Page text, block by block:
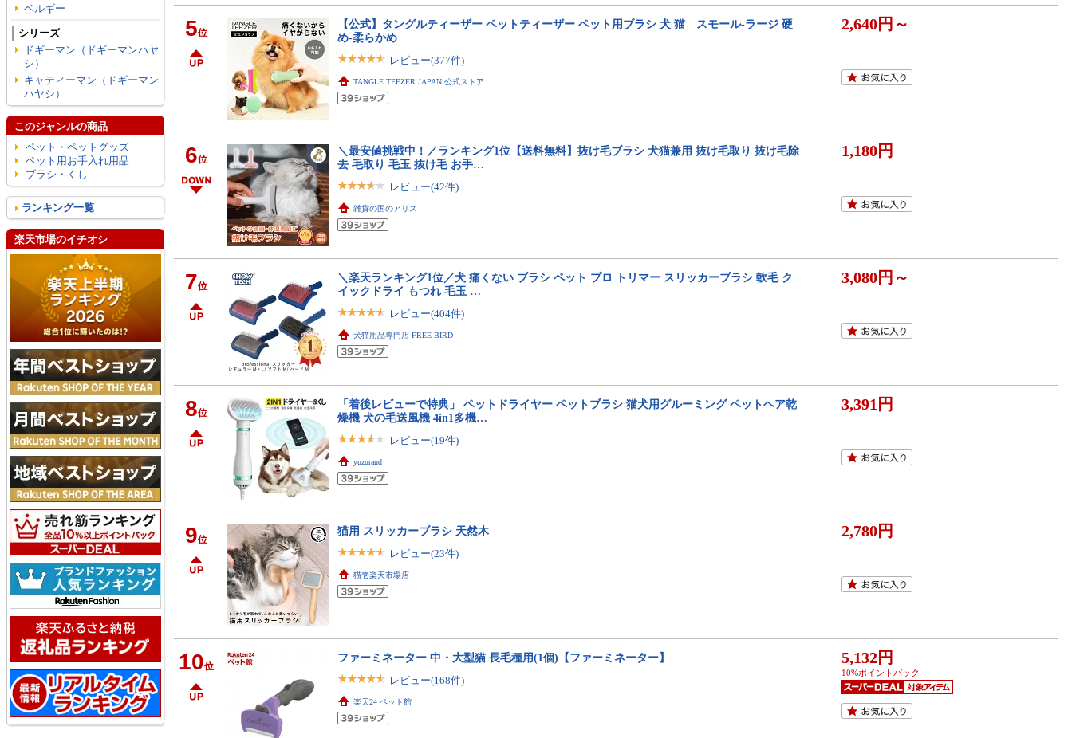
5位
【公式】タングルティーザー ペットティーザー ペット用ブラシ 犬 猫 スモール-ラージ 硬
め-柔らかめ
レビュー(377件)
TANGLE TEEZER JAPAN 公式ストア
2,640円～
6位
＼最安値挑戦中！／ランキング1位【送料無料】抜け毛ブラシ 犬猫兼用 抜け毛取り 抜け毛除
去 毛取り 毛玉 抜け毛 お手…
レビュー(42件)
雑貨の国のアリス
1,180円
7位
＼楽天ランキング1位／犬 痛くない ブラシ ペット プロ トリマー スリッカーブラシ 軟毛 ク
イックドライ もつれ 毛玉 …
レビュー(404件)
犬猫用品専門店 FREE BIRD
3,080円～
8位
「着後レビューで特典」 ペットドライヤー ペットブラシ 猫犬用グルーミング ペットヘア乾
燥機 犬の毛送風機 4in1多機…
レビュー(19件)
yuzurand
3,391円
9位
猫用 スリッカーブラシ 天然木
レビュー(23件)
猫壱楽天市場店
2,780円
10位
ファーミネーター 中・大型猫 長毛種用(1個)【ファーミネーター】
レビュー(168件)
楽天24 ペット館
5,132円
10%ポイントバック
ベルギー
シリーズ
ドギーマン（ドギーマンハヤ
シ）
キャティーマン（ドギーマン
ハヤシ）
このジャンルの商品
ペット・ペットグッズ
ペット用お手入れ用品
ブラシ・くし
ランキング一覧
楽天市場のイチオシ